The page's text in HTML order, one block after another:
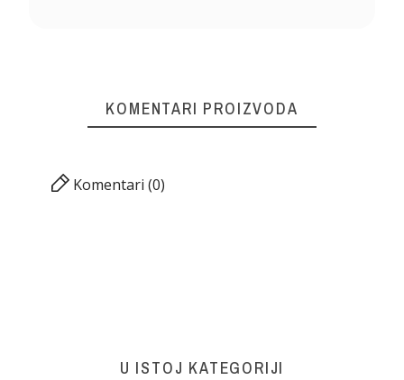
KOMENTARI PROIZVODA
Komentari (0)
U ISTOJ KATEGORIJI